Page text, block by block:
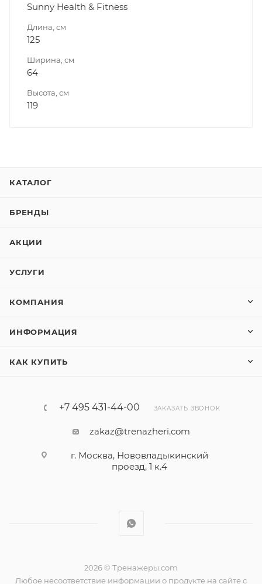
Sunny Health & Fitness
Длина, см
125
Ширина, см
64
Высота, см
119
КАТАЛОГ
БРЕНДЫ
АКЦИИ
УСЛУГИ
КОМПАНИЯ
ИНФОРМАЦИЯ
КАК КУПИТЬ
+7 495 431-44-00 ЗАКАЗАТЬ ЗВОНОК
zakaz@trenazheri.com
г. Москва, Нововладыкинский
проезд, 1 к.4
2026 © Тренажеры.com
Любое несоответствие информации о продукте на сайте с